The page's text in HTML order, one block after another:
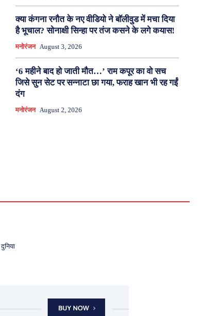
क्या कंगना रनौत के नए वीडियो ने बॉलीवुड में मचा दिया
है भूचाल? सोनाक्षी सिन्हा पर तंज कसने के लगे कयास!
मनोरंजन August 3, 2026
‘6 महीने बाद हो जाती मौत…’ राम कपूर का वो सच
जिसे सुन सेट पर सन्नाटा छा गया, फराह खान भी रह गईं
दंग
मनोरंजन August 2, 2026
दुनिया